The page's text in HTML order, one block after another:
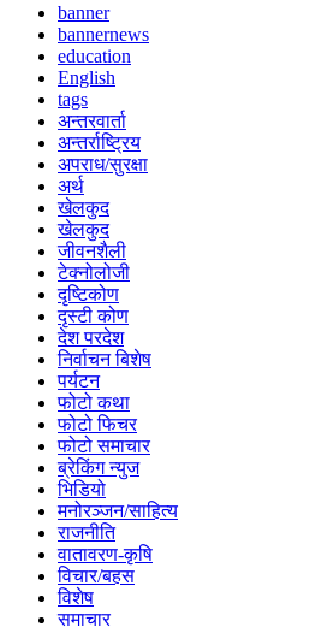
banner
bannernews
education
English
tags
अन्तरवार्ता
अन्तर्राष्ट्रिय
अपराध/सुरक्षा
अर्थ
खेलकुद
खेलकुद
जीवनशैली
टेक्नोलोजी
दृष्टिकोण
दृस्टी कोण
देश परदेश
निर्वाचन बिशेष
पर्यटन
फोटो कथा
फोटो फिचर
फोटो समाचार
ब्रेकिंग न्युज
भिडियो
मनोरञ्जन/साहित्य
राजनीति
वातावरण-कृषि
विचार/बहस
विशेष
समाचार